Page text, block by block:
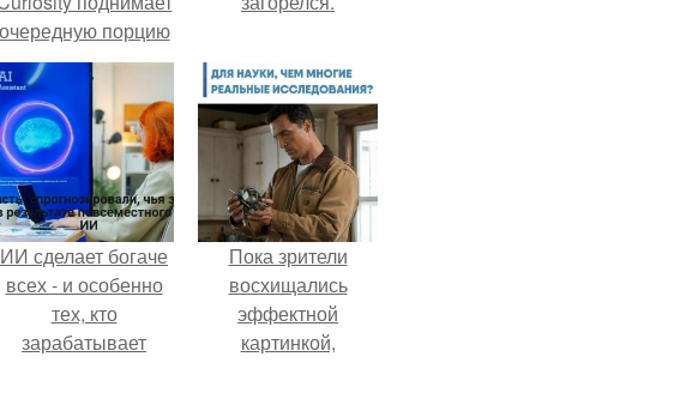
очередную порцию
красной пыли. 6.
ИИ сделает богаче
всех - и особенно
тех, кто
зарабатывает
Пока зрители
восхищались
эффектной
картинкой,